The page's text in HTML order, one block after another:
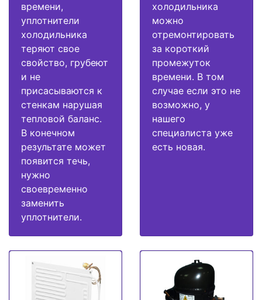
времени,
уплотнители
холодильника
теряют свое
свойство, грубеют
и не
присасываются к
стенкам нарушая
тепловой баланс.
В конечном
результате может
появится течь,
нужно
своевременно
заменить
уплотнители.
холодильника
можно
отремонтировать
за короткий
промежуток
времени. В том
случае если это не
возможно, у
нашего
специалиста уже
есть новая.